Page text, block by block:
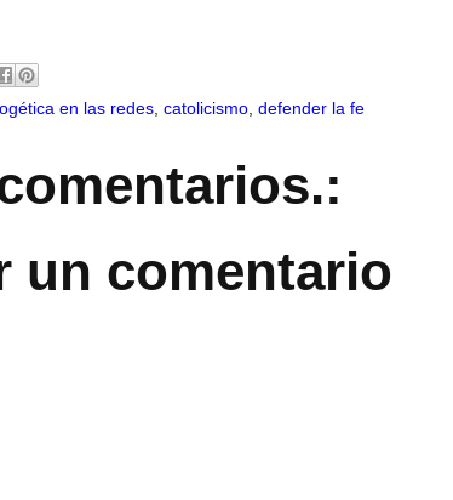
en las redes catolicismo defender la fe
un comentario